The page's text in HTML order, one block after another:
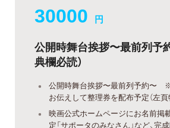
30000 円
公開時舞台挨拶〜最前列予
典欄必読）
公開時舞台挨拶〜最前列予約〜
お伝えして整理券を配布予定（左頁
映画公式ホームページにお名前
定「サポータのみなさん」など、完